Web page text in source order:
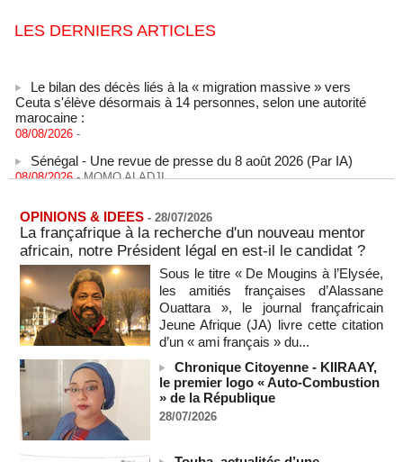
LES DERNIERS ARTICLES
Ceuta s'élève désormais à 14 personnes, selon une autorité
marocaine :
08/08/2026 -
08/08/2026 -MOMO ALADJI
08/08/2026 -MOMO ALADJI
A Ceuta, les enfants migrants risquent d'être victimes de
maltraitance et d'exploitation, avertissent des ONG
07/08/2026 -
Les Bourses mondiales touchent des sommets après
l'emploi américain
07/08/2026 -
"Construction de la Grande Côte D'ivoire" : Le Président
Alassane Ouattara appelle à la contribution de toutes les forces
vives de la nation
07/08/2026 -
Polémique à l’Assemblée nationale : Yaël Braun-Pivet se dit
"dépassée" par les critiques concernant le nouveau pavillon
OPINIONS & IDEES - 28/07/2026
La françafrique à la recherche d'un nouveau mentor
africain, notre Président légal en est-il le candidat ?
Sous le titre « De Mougins à l’Elysée,
les amitiés françaises d’Alassane
Ouattara », le journal françafricain
Jeune Afrique (JA) livre cette citation
d’un « ami français » du...
Chronique Citoyenne - KIIRAAY,
le premier logo « Auto-Combustion
» de la République
28/07/2026